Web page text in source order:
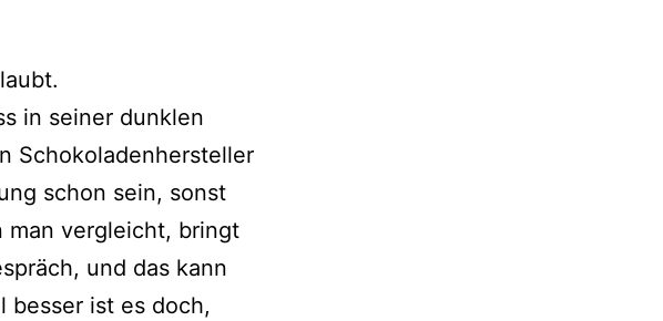
in sei­ner dunk­len
Schokoladenhersteller
schon sein, sonst
man ver­gleicht, bringt
und das kann
bes­ser ist es doch,